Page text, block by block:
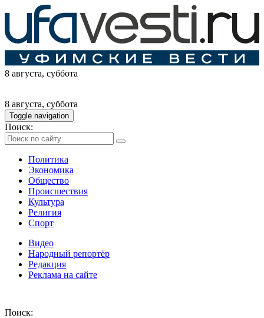
8 августа, суббота
8 августа, суббота
Toggle navigation
Поиск:
Политика
Экономика
Общество
Происшествия
Культура
Религия
Спорт
Видео
Народный репортёр
Редакция
Реклама на сайте
Поиск: